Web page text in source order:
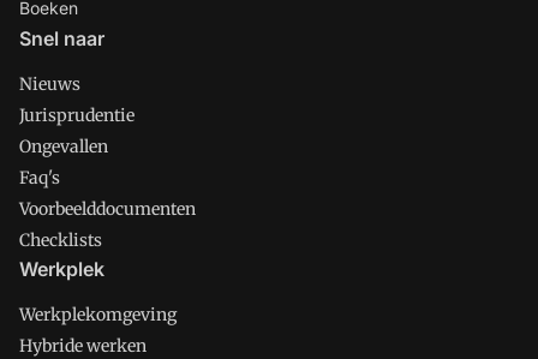
Boeken
Snel naar
Nieuws
Jurisprudentie
Ongevallen
Faq's
Voorbeelddocumenten
Checklists
Werkplek
Werkplekomgeving
Hybride werken